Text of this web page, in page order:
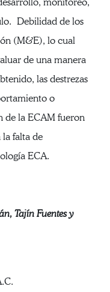
Debilidad de los
(M&E), lo cual
de una manera
las destrezas
o
de la ECAM fueron
falta de
ECA.
Tajín Fuentes y